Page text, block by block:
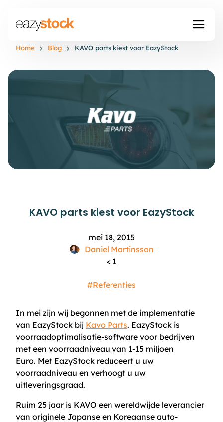
Home Blog KAVO parts kiest voor EazyStock
KAVO parts kiest voor EazyStock
mei 18, 2015
Daniel Martinsson
< 1
#Referenties
In mei zijn wij begonnen met de implementatie
van EazyStock bij Kavo Parts. EazyStock is
voorraadoptimalisatie-software voor bedrijven
met een voorraadniveau van 1-15 miljoen
Euro. Met EazyStock reduceert u uw
voorraadniveau en verhoogt u uw
uitleveringsgraad.
Ruim 25 jaar is KAVO een wereldwijde leverancier
van originele Japanse en Koreaanse auto-